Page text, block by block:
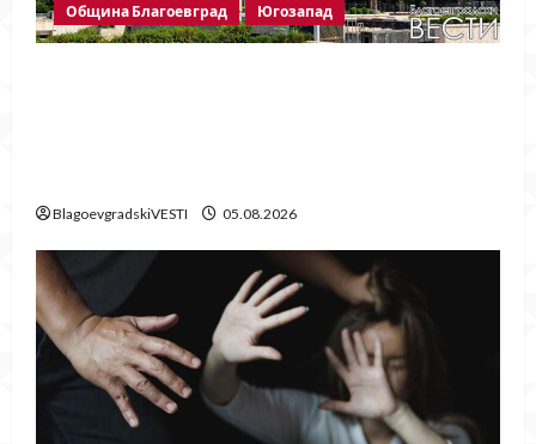
Община Благоевград
Югозапад
BlagoevgradskiVESTI 05.08.2026